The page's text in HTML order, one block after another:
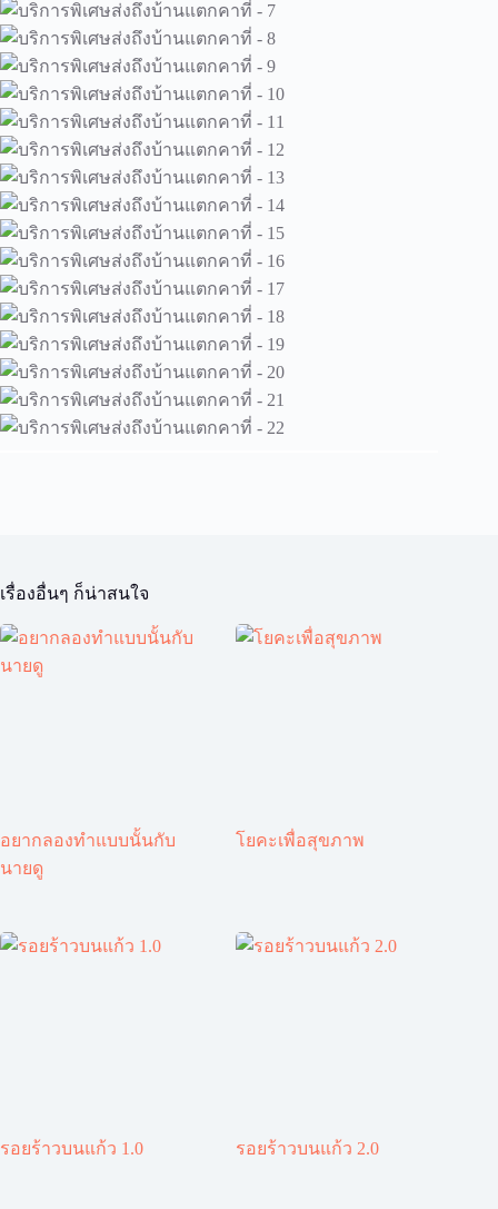
เรื่องอื่นๆ ก็น่าสนใจ
อยากลองทำแบบนั้นกับ
นายดู
โยคะเพื่อสุขภาพ
รอยร้าวบนแก้ว 1.0 รอยร้าวบนแก้ว 2.0